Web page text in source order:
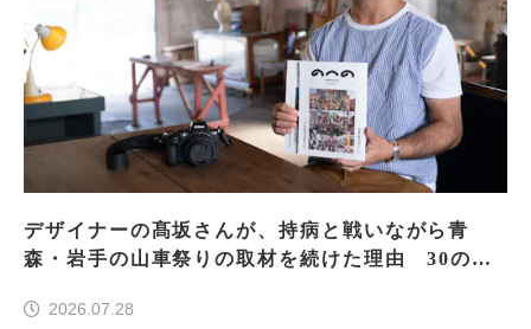
デザイナーの髙坂さんが、持病と戦いながら青
森・岩手の山車祭りの取材を続けた理由 30の山
2026.07.28